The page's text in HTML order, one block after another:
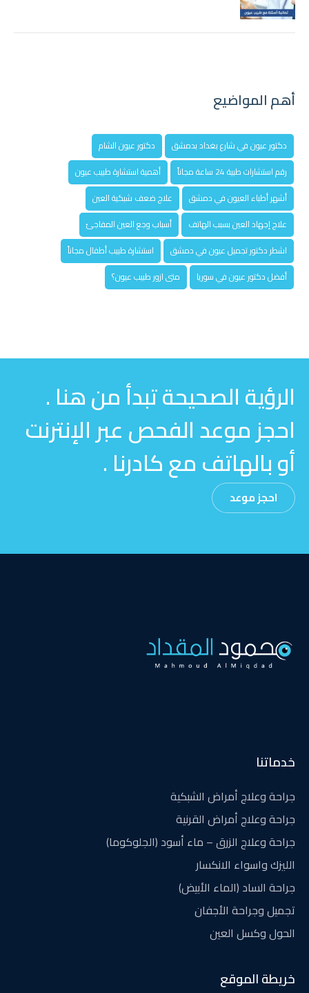
أهم المواضيع
دكتور عيون في شارع بغداد بدمشق
دكتور عيون الشام
رقم استشارات طبية 24 ساعة مجاناً
أهمية استشارة طبيب عيون
أشهر أطباء العيون في دمشق
علاج ضعف شبكية العين
علاج إجهاد العين بسبب الهاتف
أسباب وجع العين المفاجئ
اشطر دكتور تجميل عيون في دمشق
استشارة طبيب أطفال مجاناً
أفضل دكتور عيون في سوريا
متى ازور طبيب عيون؟
الرؤية الصحيحة تبدأ من هنا .
احجز موعد الفحص عبر الإنترنت
أو بالهاتف مع كادرنا .
احجز موعد
خدماتنا
جراحة وعلاج أمراض الشبكية
جراحة وعلاج أمراض القرنية
جراحة وعلاج الزرق – ماء أسود (الجلوكوما)
الليزك واسواء الانكسار
جراحة الساد (الماء الأبيض)
تجميل وجراحة الأجفان
الحول وكسل العين
خريطة الموقع